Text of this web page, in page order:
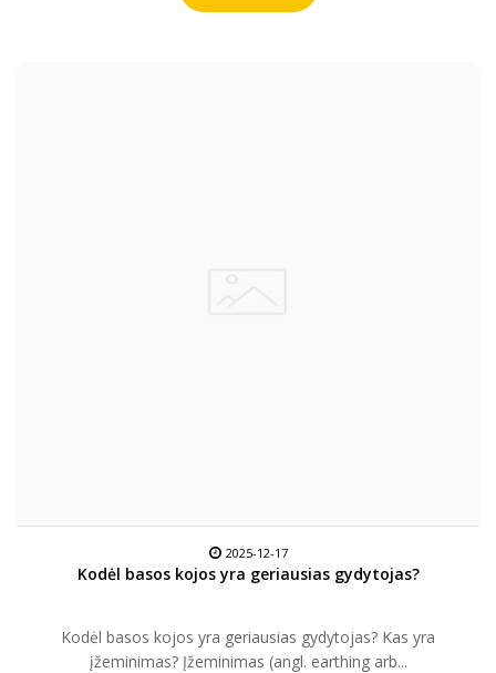
2025-12-17
Kodėl basos kojos yra geriausias gydytojas?
Kodėl basos kojos yra geriausias gydytojas? Kas yra
įžeminimas? Įžeminimas (angl. earthing arb...